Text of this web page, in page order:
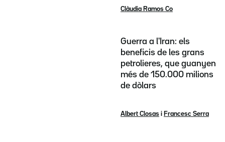
Clàudia Ramos Co
Guerra a l'Iran: els
beneficis de les grans
petrolieres, que guanyen
més de 150.000 milions
de dòlars
Albert Closas i Francesc Serra